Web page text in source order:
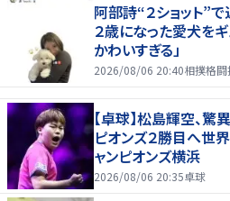
阿部詩“２ショット”
２歳になった愛犬をギ
かわいすぎる」
2026/08/06 20:40相撲格闘
【卓球】松島輝空、
ピオンズ２勝目へ世
ャンピオンズ横浜
2026/08/06 20:35卓球